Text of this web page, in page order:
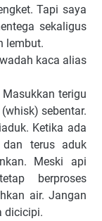
Tapi saya
sekaligus
lembut.
kaca alias
terigu
sebentar.
Ketika ada
dan terus aduk
Meski api
berproses
air. Jangan
dicicipi.